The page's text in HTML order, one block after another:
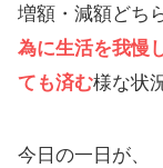
増額・減額どち
為に生活を我慢
ても済む様な状
今日の一日が、